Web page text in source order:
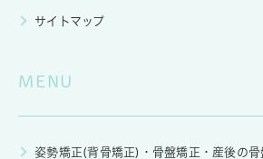
サイトマップ
MENU
姿勢矯正(背骨矯正)・骨盤矯正・産後の骨